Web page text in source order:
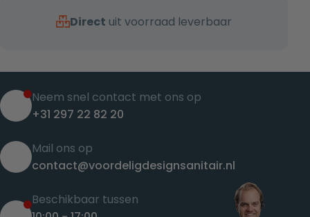
Direct uit voorraad leverbaar
Neem snel contact met ons op
+31 297 22 82 20
Mail ons op
contact@voordeligdesignsanitair.nl
Beschikbaar tussen